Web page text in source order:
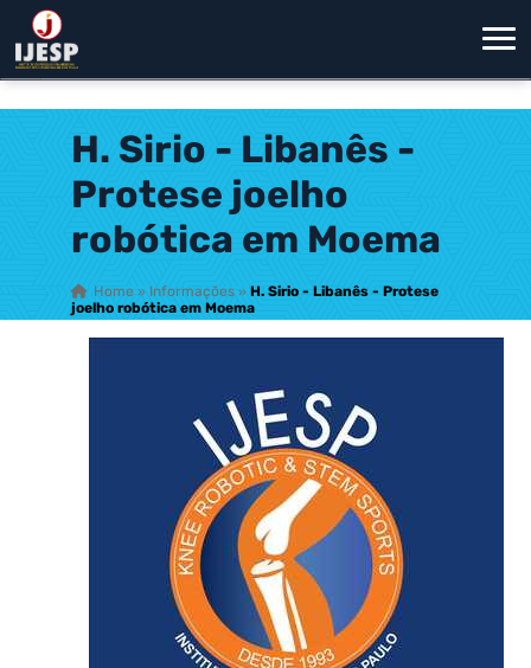
H. Sirio - Libanês -
Protese joelho
robótica em Moema
Home » Informações » H. Sirio - Libanês - Protese
joelho robótica em Moema